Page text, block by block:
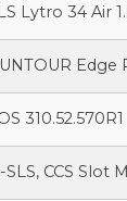
Lytro 34 Air
Edge
310.52.570R1
SLS, CCS Slot